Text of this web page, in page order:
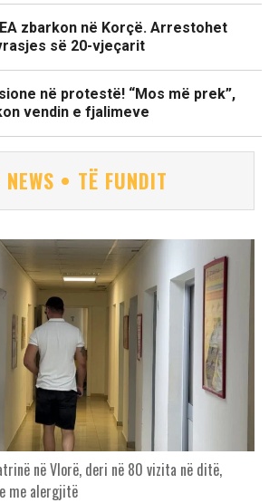
zbarkon në Korçë. Arrestohet
së 20-vjeçarit
në protestë! “Mos më prek”,
vendin e fjalimeve
NEWS • TË FUNDIT
në Vlorë, deri në 80 vizita në ditë,
me alergjitë